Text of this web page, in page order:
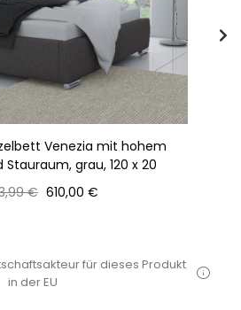
Venezia mit hohem
grau, 120 x 20
€ Preis
610,00 €
für dieses Produkt
in der EU